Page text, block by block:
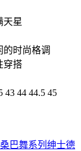
天星
时尚格调
穿搭
43 44 44.5 45
桑巴舞系列绅士德